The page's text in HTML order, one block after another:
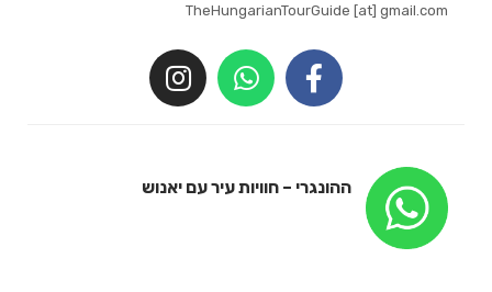
TheHungarianTourGuide [at] gmail.com
ההונגרי – חוויות עיר עם יאנוש